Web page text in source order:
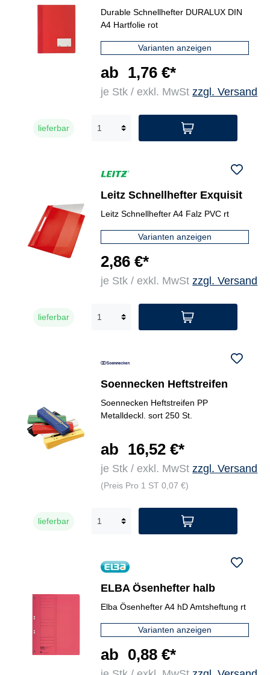
ohne transparenten
Vorderdeckel
Durable Schnellhefter DURALUX DIN
A4 Hartfolie rot
Varianten anzeigen
ab 1,76 €*
je Stk / exkl. MwStzzgl. Versand
lieferbar
Leitz Schnellhefter Exquisit
Leitz Schnellhefter A4 Falz PVC rt
Varianten anzeigen
2,86 €*
je Stk / exkl. MwStzzgl. Versand
lieferbar
Soennecken Heftstreifen
Soennecken Heftstreifen PP
Metalldeckl. sort 250 St.
ab 16,52 €*
je Stk / exkl. MwStzzgl. Versand
(Preis Pro 1 ST 0,07 €)
lieferbar
ELBA Ösenhefter halb
Elba Ösenhefter A4 hD Amtsheftung rt
Varianten anzeigen
ab 0,88 €*